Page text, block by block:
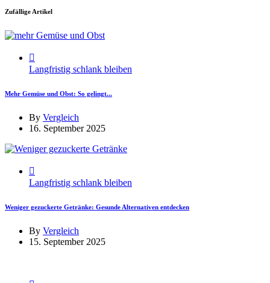
Zufällige Artikel
Langfristig schlank bleiben
Mehr Gemüse und Obst: So gelingt...
By Vergleich
16. September 2025
Langfristig schlank bleiben
Weniger gezuckerte Getränke: Gesunde Alternativen entdecken
By Vergleich
15. September 2025